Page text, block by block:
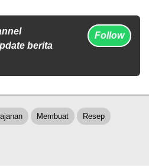
berita
Follow
Membuat Resep